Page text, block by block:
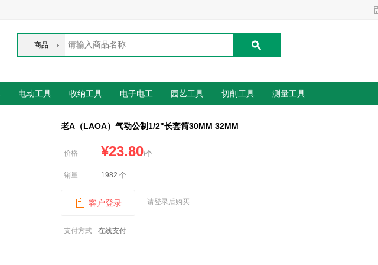
商品
电动工具 收纳工具 电子电工 园艺工具 切削工具 测量工具
老A（LAOA）气动公制1/2"长套筒30MM 32MM
价格 ¥23.80/个
销量 1982 个
客户登录 请登录后购买
支付方式 在线支付